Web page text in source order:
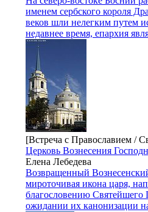
именем сербского короля
веков шли нелегким путем
недавнее время, епархия
[Встреча с Православием /
Церковь Вознесения
Елена Лебедева
Возвращенный
мироточивая икона царя,
благословению Святейшего
ожидании их канонизации